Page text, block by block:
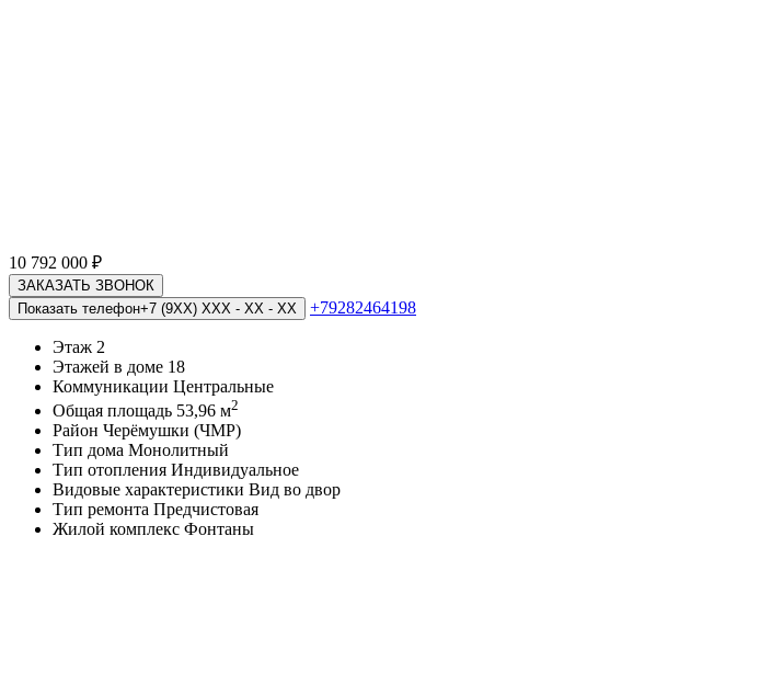
10 792 000 ₽
ЗАКАЗАТЬ ЗВОНОК
Показать телефон+7 (9XX) XXX - XX - XX +79282464198
Этаж 2
Этажей в доме 18
Коммуникации Центральные
Общая площадь 53,96 м2
Район Черёмушки (ЧМР)
Тип дома Монолитный
Тип отопления Индивидуальное
Видовые характеристики Вид во двор
Тип ремонта Предчистовая
Жилой комплекс Фонтаны